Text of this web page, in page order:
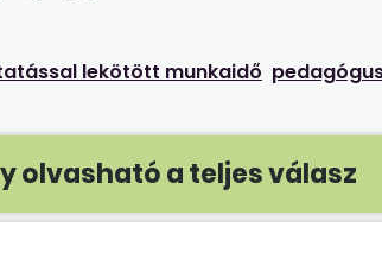
lekötött munkaidő
olvasható a teljes válasz